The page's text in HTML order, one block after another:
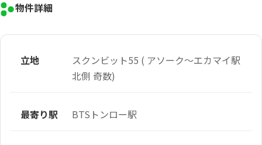
物件詳細
立地
スクンビット55 ( アソーク～エカマイ駅
北側 奇数)
最寄り駅 BTSトンロー駅